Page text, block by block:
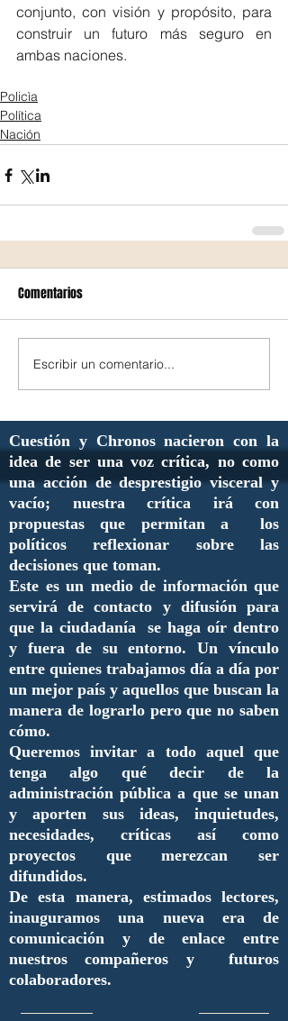
conjunto, con visión y propósito, para
construir un futuro más seguro en
ambas naciones.
Policìa
Política
Nación
Comentarios
Escribir un comentario...
Cuestión y Chronos nacieron con la
idea de ser una voz crítica, no como
una acción de desprestigio visceral y
vacío; nuestra crítica irá con
propuestas que permitan a los
políticos reflexionar sobre las
decisiones que toman.
Este es un medio de información que
servirá de contacto y difusión para
que la ciudadanía se haga oír dentro
y fuera de su entorno. Un vínculo
entre quienes trabajamos día a día por
un mejor país y aquellos que buscan la
manera de lograrlo pero que no saben
cómo.
Queremos invitar a todo aquel que
tenga algo qué decir de la
administración pública a que se unan
y aporten sus ideas, inquietudes,
necesidades, críticas así como
proyectos que merezcan ser
difundidos.
De esta manera, estimados lectores,
inauguramos una nueva era de
comunicación y de enlace entre
nuestros compañeros y futuros
colaboradores.